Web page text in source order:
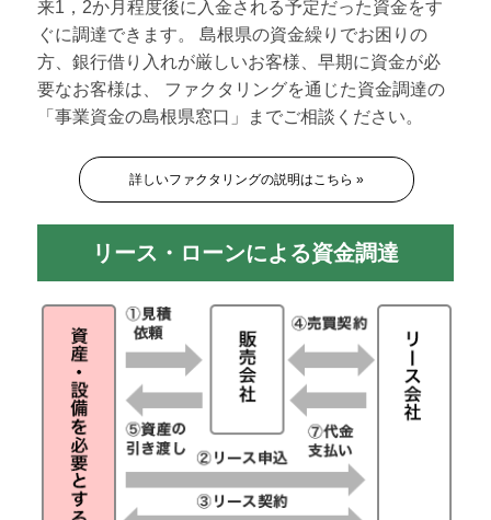
来1，2か月程度後に入金される予定だった資金をす
ぐに調達できます。 島根県の資金繰りでお困りの
方、銀行借り入れが厳しいお客様、早期に資金が必
要なお客様は、 ファクタリングを通じた資金調達の
「事業資金の島根県窓口」までご相談ください。
詳しいファクタリングの説明はこちら »
リース・ローンによる資金調達